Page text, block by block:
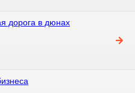
дорога в дюнах